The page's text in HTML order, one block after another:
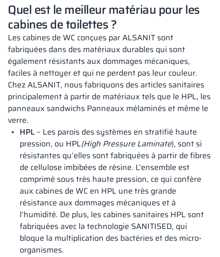
Quel est le meilleur matériau pour les
cabines de toilettes ?
Les cabines de WC conçues par ALSANIT sont
fabriquées dans des matériaux durables qui sont
également résistants aux dommages mécaniques,
faciles à nettoyer et qui ne perdent pas leur couleur.
Chez ALSANIT, nous fabriquons des articles sanitaires
principalement à partir de matériaux tels que le HPL, les
panneaux sandwichs Panneaux mélaminés et même le
verre.
HPL – Les parois des systèmes en stratifié haute
pression, ou HPL(High Pressure Laminate), sont si
résistantes qu’elles sont fabriquées à partir de fibres
de cellulose imbibées de résine. L’ensemble est
comprimé sous très haute pression, ce qui confère
aux cabines de WC en HPL une très grande
résistance aux dommages mécaniques et à
l’humidité. De plus, les cabines sanitaires HPL sont
fabriquées avec la technologie SANITISED, qui
bloque la multiplication des bactéries et des micro-
organismes.